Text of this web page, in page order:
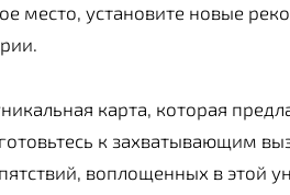
место, установите новые
карта, которая
к захватывающим
воплощенных в этой